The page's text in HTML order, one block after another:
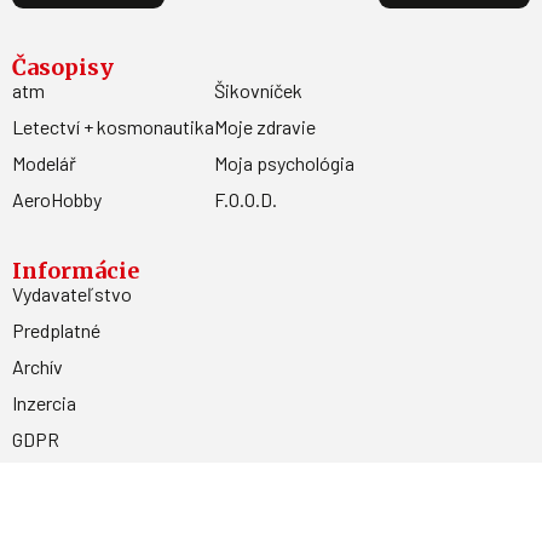
Časopisy
atm
Letectví + kosmonautika
Modelář
AeroHobby
Šikovníček
Moje zdravie
Moja psychológia
F.O.O.D.
Informácie
Vydavateľstvo
Predplatné
Archív
Inzercia
GDPR